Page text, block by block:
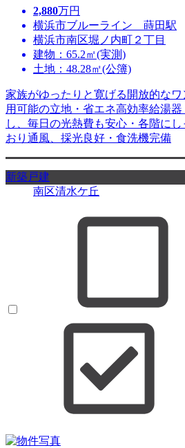
2,880万円
横浜市ブルーライン 蒔田駅
横浜市南区堀ノ内町２丁目
建物：65.2㎡(実測)
土地：48.28㎡(公簿)
家族がゆったりと寛げる開放的な
用可能の立地・省エネ高効率給湯
し、毎日の光熱費も安心・各階に
おり通風、採光良好・食洗機完備
新築戸建
南区清水ケ丘